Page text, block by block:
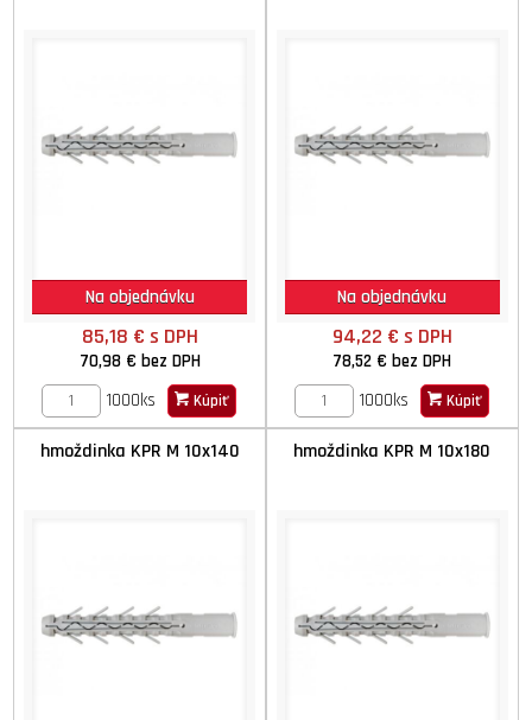
Na objednávku
85,18 € s DPH
70,98 € bez DPH
1000ks
Kúpiť
Na objednávku
94,22 € s DPH
78,52 €bez DPH
1000ks
Kúpiť
hmoždinka KPR M 10x140 hmoždinka KPR M 10x180